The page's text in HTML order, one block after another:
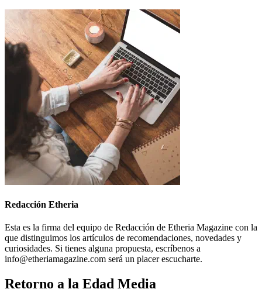
Redacción Etheria
Esta es la firma del equipo de Redacción de Etheria Magazine con la
que distinguimos los artículos de recomendaciones, novedades y
curiosidades. Si tienes alguna propuesta, escríbenos a
info@etheriamagazine.com será un placer escucharte.
Retorno a la Edad Media